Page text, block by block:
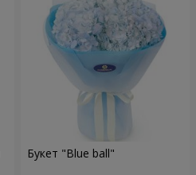
Букет "Blue ball"